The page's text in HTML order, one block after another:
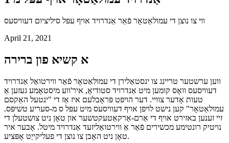
אַנדרויד עמולאַטאָר אויף עפּל מ 1
ווי צו נוצן די עמולאַטאָר פֿאַר אַנדרויד אויף עפּל סיליציום דעוויסעס
April 21, 2021
א קשיא פון ברירה
ווען ערשטער טריינג צו ינסטאַלירן די עמולאַטאָר פֿאַר ווירטואַל אַנדרויד
דעוויסעס וואָס קומען מיט אַנדרויד סטודיאָ, איר'ווע מיסטאָמע געזען אַ
טעות אָדער צוויי. דער הויפּט פּראָבלעם איז אַז די "ינטעל האַקסם
עמולאַטאָר" קען נישט לויפן אויף דעוויסעס מיט עפּל ס מ-סעריע טשיפּס.
זיי זענען באזירט אויף די אַרם-אַרקאַטעקטשער און טאָן ניט צושטעלן די